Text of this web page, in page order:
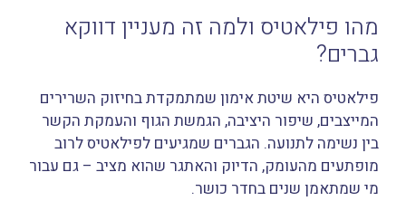
מהו פילאטיס ולמה זה מעניין דווקא
גברים?
פילאטיס היא שיטת אימון שמתמקדת בחיזוק השרירים
המייצבים, שיפור היציבה, הגמשת הגוף והעמקת הקשר
בין נשימה לתנועה. הגברים שמגיעים לפילאטיס לרוב
מופתעים מהעומק, הדיוק והאתגר שהוא מציב – גם עבור
מי שמתאמן שנים בחדר כושר.